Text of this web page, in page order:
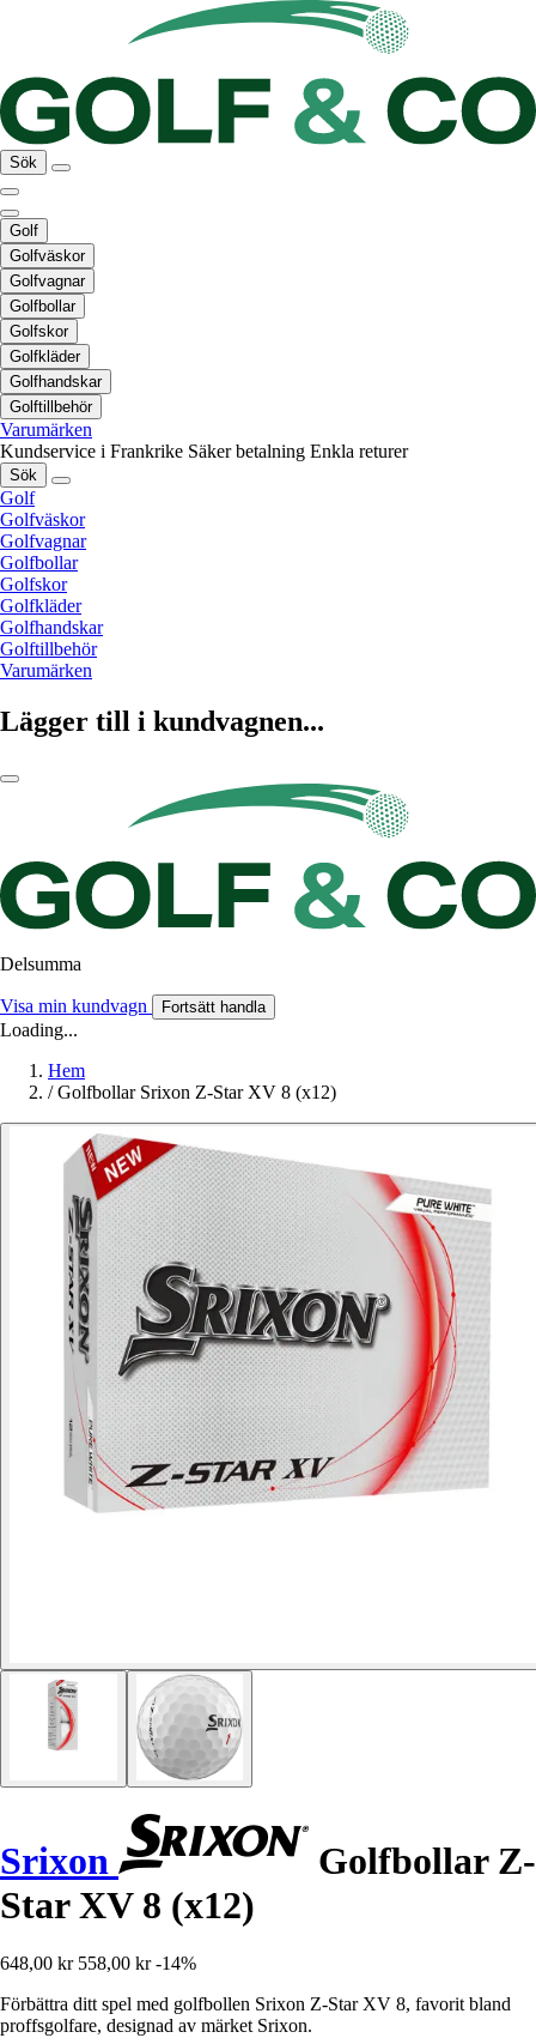
Sök
Golf
Golfväskor
Golfvagnar
Golfbollar
Golfskor
Golfkläder
Golfhandskar
Golftillbehör
Varumärken
Kundservice i Frankrike Säker betalning Enkla returer
Sök
Golf
Golfväskor
Golfvagnar
Golfbollar
Golfskor
Golfkläder
Golfhandskar
Golftillbehör
Varumärken
Lägger till i kundvagnen...
Delsumma
Visa min kundvagn Fortsätt handla
Loading...
Hem
/ Golfbollar Srixon Z-Star XV 8 (x12)
Srixon
Golfbollar Z-
Star XV 8 (x12)
648,00 kr 558,00 kr -14%
Förbättra ditt spel med golfbollen Srixon Z-Star XV 8, favorit bland
proffsgolfare, designad av märket Srixon.